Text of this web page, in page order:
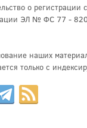
о регистрации
ЭЛ № ФС 77 -
наших
только с